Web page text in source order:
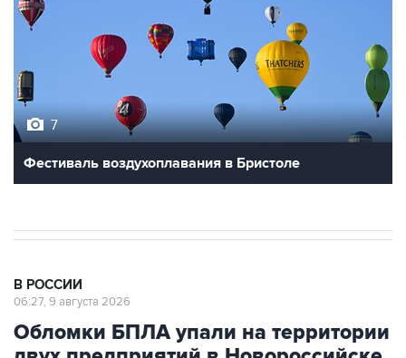
7
Фестиваль воздухоплавания в Бристоле
В РОССИИ
06:27, 9 августа 2026
Обломки БПЛА упали на территории